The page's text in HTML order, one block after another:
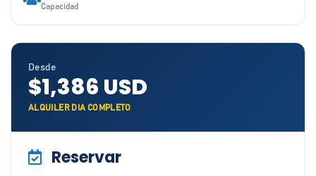
Capacidad
Desde
$1,386 USD
ALQUILER DIA COMPLETO
Reservar